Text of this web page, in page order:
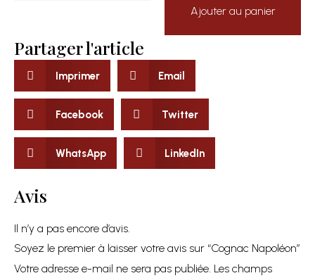
Ajouter au panier
Partager l'article
Imprimer Email
Facebook Twitter
WhatsApp LinkedIn
Avis
Il n’y a pas encore d’avis.
Soyez le premier à laisser votre avis sur “Cognac Napoléon”
Votre adresse e-mail ne sera pas publiée. Les champs